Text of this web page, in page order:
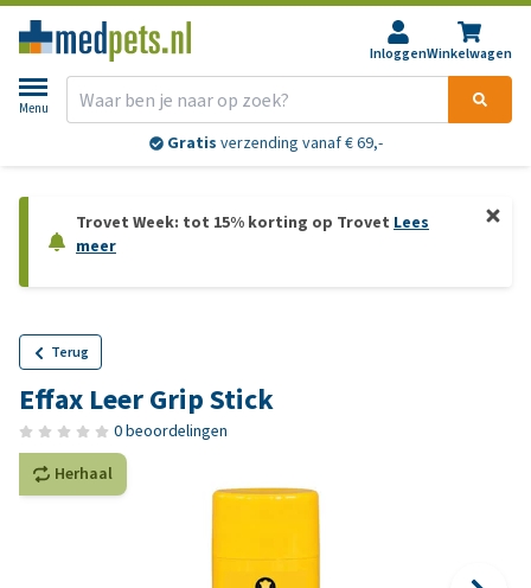
InloggenWinkelwagen
Menu
Gratis verzending vanaf € 69,-
Trovet Week: tot 15% korting op Trovet Lees
meer
Terug
Effax Leer Grip Stick
0 beoordelingen
Herhaal